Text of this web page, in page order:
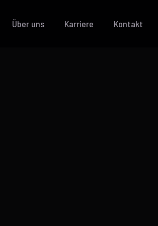
Über uns Karriere Kontakt